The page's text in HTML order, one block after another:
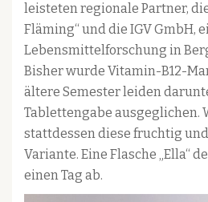
leisteten regionale Partner,
Fläming“ und die IGV GmbH,
Lebensmittelforschung in
Bisher wurde Vitamin-B12-
ältere Semester leiden
Tablettengabe ausgeglichen.
stattdessen diese fruchtig
Variante. Eine Flasche „Ella“
einen Tag ab.